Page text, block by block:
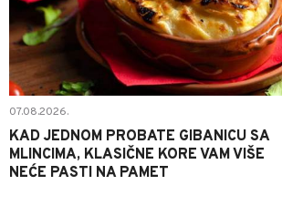
07.08.2026.
KAD JEDNOM PROBATE GIBANICU SA
MLINCIMA, KLASIČNE KORE VAM VIŠE
NEĆE PASTI NA PAMET